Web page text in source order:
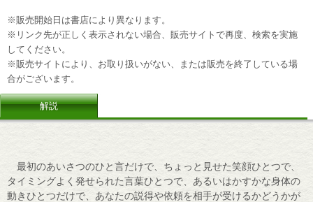
※販売開始日は書店により異なります。
※リンク先が正しく表示されない場合、販売サイトで再度、検索を実施
してください。
※販売サイトにより、お取り扱いがない、または販売を終了している場
合がございます。
解説
最初のあいさつのひと言だけで、ちょっと見せた笑顔ひとつで、
タイミングよく発せられた言葉ひとつで、あるいはかすかな身体の
動きひとつだけで、あなたの説得や依頼を相手が受けるかどうかが